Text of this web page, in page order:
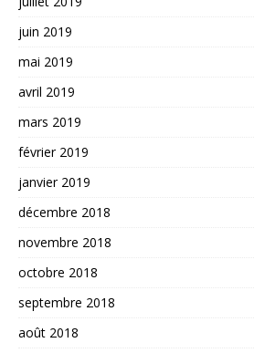
juin 2019
mai 2019
avril 2019
mars 2019
février 2019
janvier 2019
décembre 2018
novembre 2018
octobre 2018
septembre 2018
août 2018